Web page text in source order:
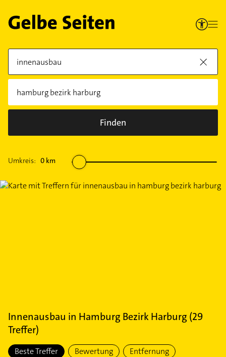
Finden
Umkreis: 0 km
Innenausbau in Hamburg Bezirk Harburg (29
Treffer)
Beste Treffer Bewertung Entfernung